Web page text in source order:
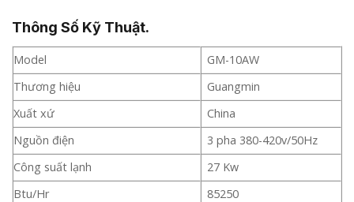
Thông Số Kỹ Thuật.
Model
GM-10AW
Thương hiệu
Guangmin
Xuất xứ
China
Nguồn điện
3 pha 380-420v/50Hz
Công suất lạnh
27 Kw
Btu/Hr
85250